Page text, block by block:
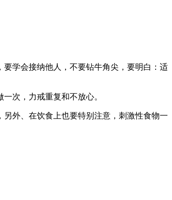
学会接纳他人，不要钻牛角尖，要明白：适
次，力戒重复和不放心。
外、在饮食上也要特别注意，刺激性食物一